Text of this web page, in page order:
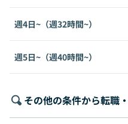
週4日~（週32時間~）
週5日~（週40時間~）
その他の条件から転職